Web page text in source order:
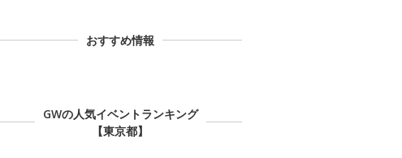
おすすめ情報
GWの人気イベントランキング
【東京都】